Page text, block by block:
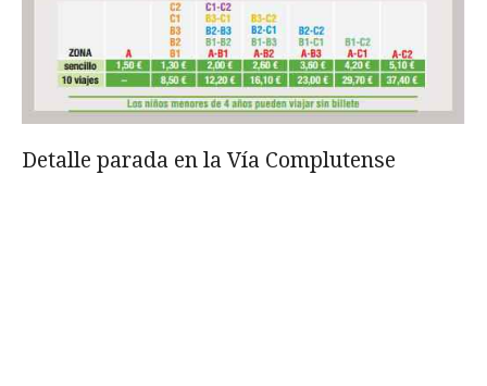
Detalle parada en la Vía Complutense